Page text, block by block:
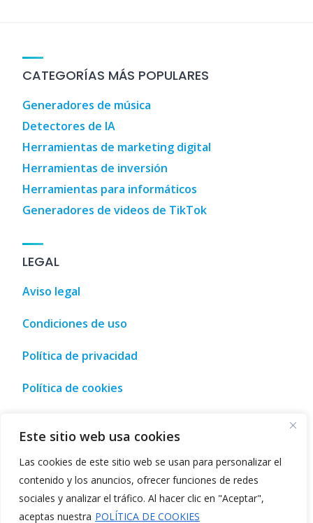
Este sitio web usa cookies
Las cookies de este sitio web se usan para personalizar el
contenido y los anuncios, ofrecer funciones de redes
sociales y analizar el tráfico. Al hacer clic en "Aceptar",
aceptas nuestra POLÍTICA DE COOKIES
CATEGORÍAS MÁS POPULARES
Generadores de música
Detectores de IA
Herramientas de marketing digital
Herramientas de inversión
Herramientas para informáticos
Generadores de videos de TikTok
LEGAL
Aviso legal
Condiciones de uso
Política de privacidad
Política de cookies
ocio y compra • Málaga, España Tourism, leisure
©2026Directorio de herramientas IA